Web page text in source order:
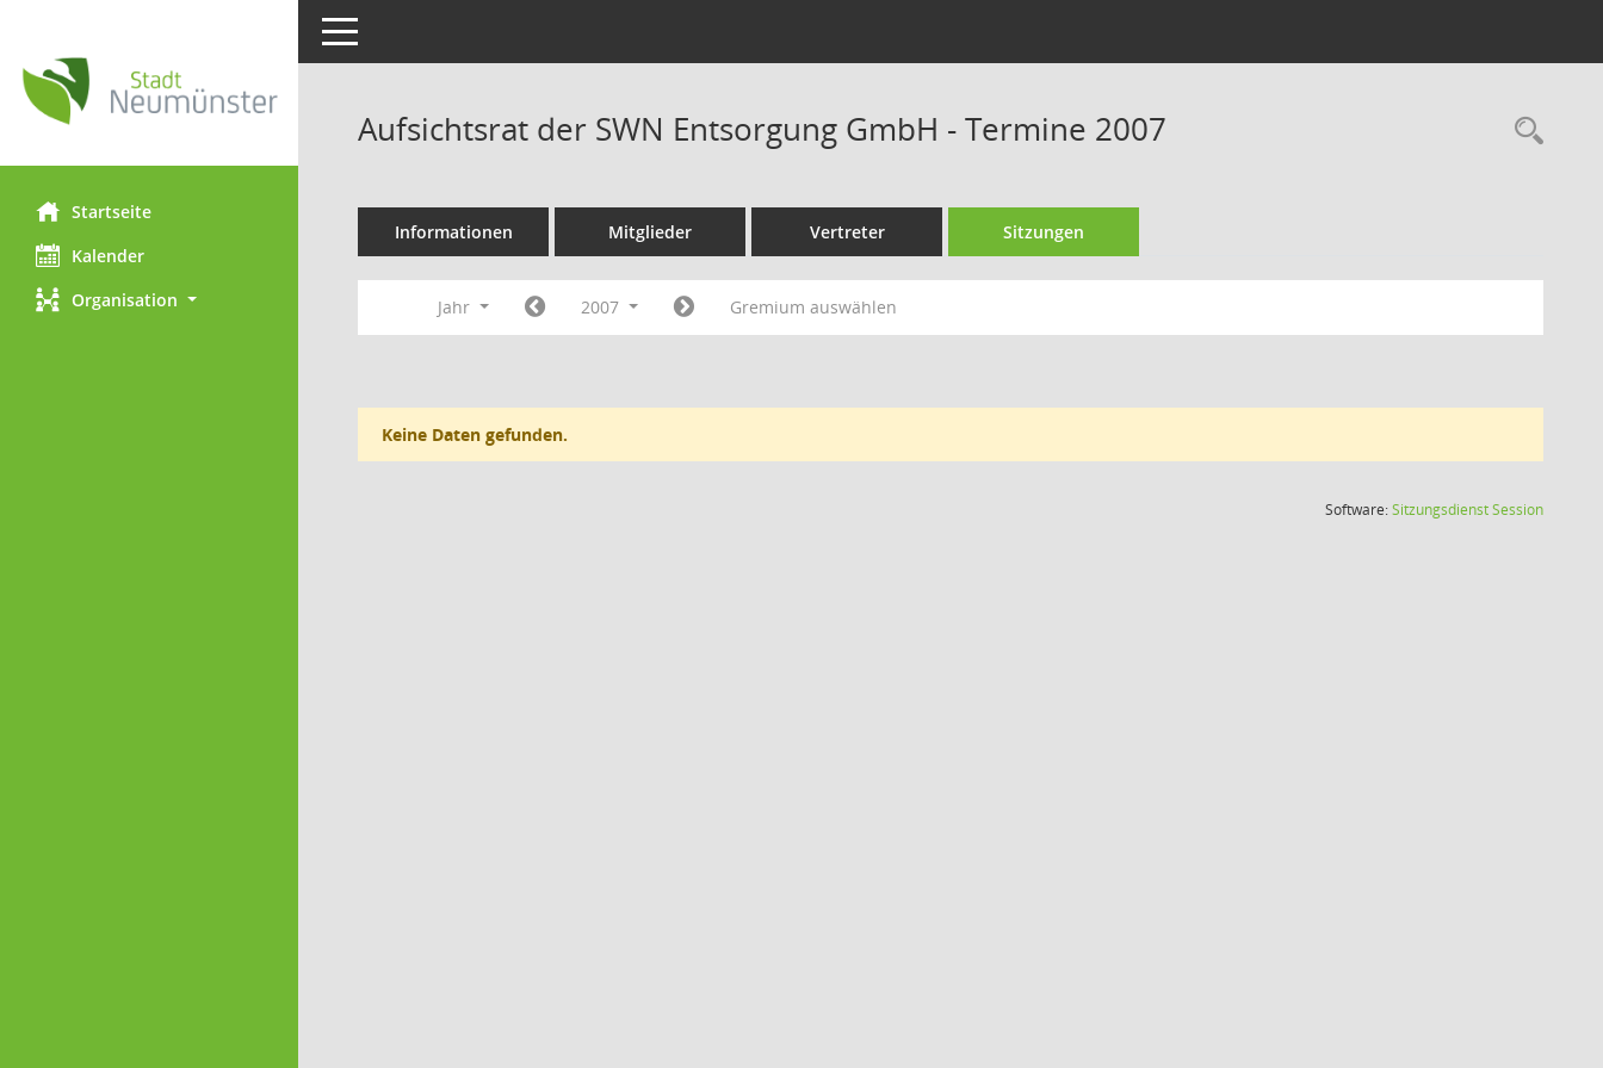
Startseite
Kalender
Organisation
Toggle navigation
Aufsichtsrat der SWN Entsorgung GmbH - Termine 2007
Informationen Mitglieder Vertreter Sitzungen
Jahr 2007 Gremium auswählen
Keine Daten gefunden.
Software:SitzungsdienstSession(Wird in